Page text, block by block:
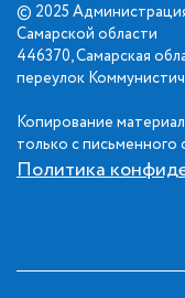
© 2025
Самарской области
446370, Самарская
переулок
Копирование
только с письменного
Политика